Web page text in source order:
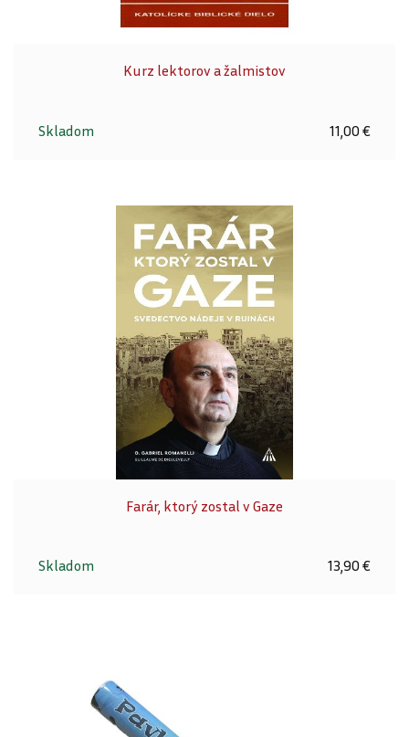
Kurz lektorov a žalmistov
Skladom 11,00 €
Farár, ktorý zostal v Gaze
Skladom 13,90 €